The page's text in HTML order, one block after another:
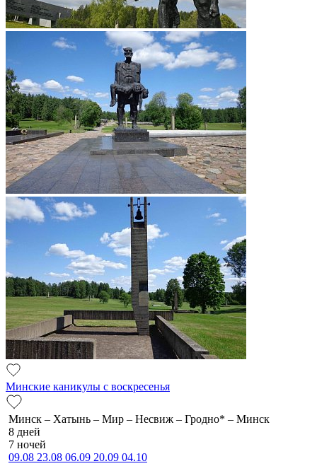
Минские каникулы с воскресенья
Минск – Хатынь – Мир – Несвиж – Гродно* – Минск
8 дней
7 ночей
09.08 23.08 06.09 20.09 04.10